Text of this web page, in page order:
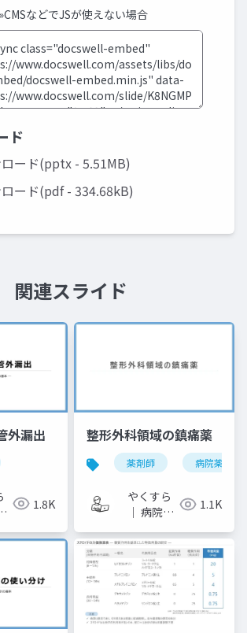
»CMSなどでJSが使えない場合
ド
ード(pptx - 5.51MB)
ード(pdf - 334.68kB)
関連スライド
外漏出
1.8K
整形外科領域の鎮痛薬
薬剤師 病院薬剤師
やくすら
｜ 病院薬
ライドメ
モ
1.1K